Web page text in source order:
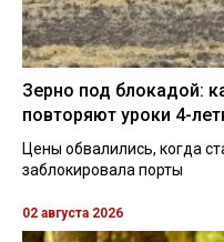
Зерно под блокадой:
повторяют уроки 4-
Цены обвалились, когда
заблокировала порты
02 августа 2026